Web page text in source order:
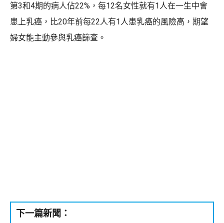
第3和4期的病人佔22%，每12名女性就有1人在一生中會
患上乳癌，比20年前每22人有1人患乳癌的風險高，期望
婦女能主動參與乳癌篩查。
下一篇新聞：